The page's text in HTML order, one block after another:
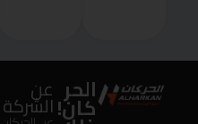
الحر
كان!
عن
الشركة